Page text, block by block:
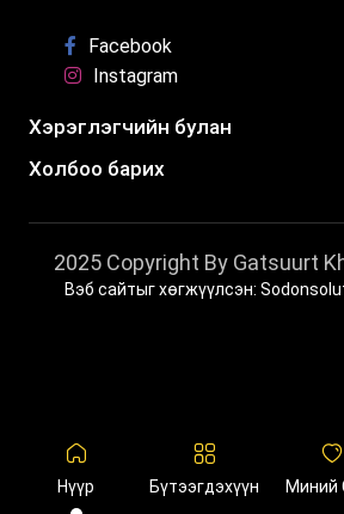
Нүүр Бүтээгдэхүүн Миний
Facebook
Instagram
Хэрэглэгчийн булан
Холбоо барих
2025 Copyright By
Вэб сайтыг хөгжүүлсэн: